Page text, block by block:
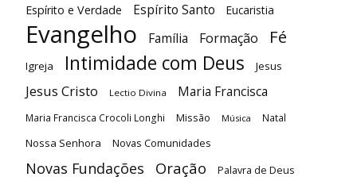
Espírito e Verdade Espírito Santo Eucaristia
Evangelho Família Formação Fé
Igreja Intimidade com Deus Jesus
Jesus Cristo Lectio Divina Maria Francisca
Maria Francisca Crocoli Longhi Missão Música Natal
Nossa Senhora Novas Comunidades
Novas Fundações Oração Palavra de Deus